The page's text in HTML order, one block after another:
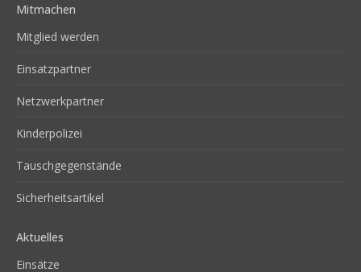
Mitmachen
Mitglied werden
Einsatzpartner
Netzwerkpartner
Kinderpolizei
Tauschgegenstände
Sicherheitsartikel
Aktuelles
Einsätze